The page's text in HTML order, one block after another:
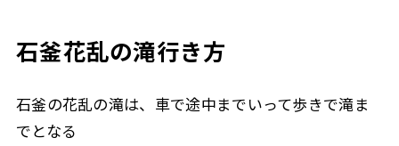
石釜花乱の滝行き方
石釜の花乱の滝は、車で途中までいって歩きで滝ま
でとなる